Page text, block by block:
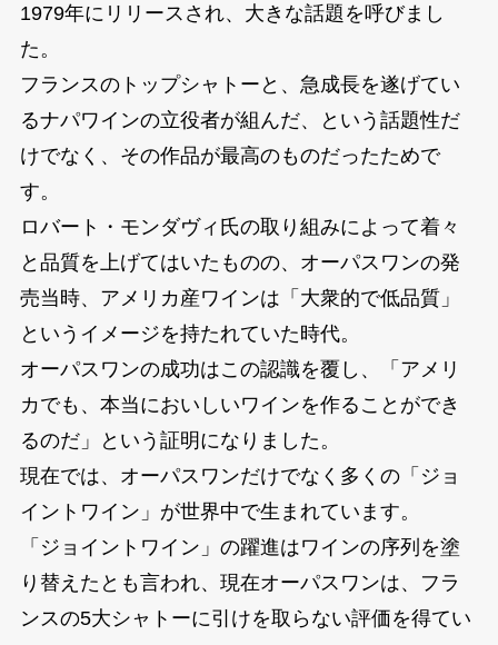
1979年にリリースされ、大きな話題を呼びまし
た。
フランスのトップシャトーと、急成長を遂げてい
るナパワインの立役者が組んだ、という話題性だ
けでなく、その作品が最高のものだったためで
す。
ロバート・モンダヴィ氏の取り組みによって着々
と品質を上げてはいたものの、オーパスワンの発
売当時、アメリカ産ワインは「大衆的で低品質」
というイメージを持たれていた時代。
オーパスワンの成功はこの認識を覆し、「アメリ
カでも、本当においしいワインを作ることができ
るのだ」という証明になりました。
現在では、オーパスワンだけでなく多くの「ジョ
イントワイン」が世界中で生まれています。
「ジョイントワイン」の躍進はワインの序列を塗
り替えたとも言われ、現在オーパスワンは、フラ
ンスの5大シャトーに引けを取らない評価を得てい